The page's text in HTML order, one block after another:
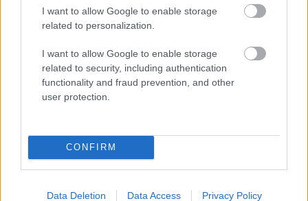
I want to allow Google to enable storage
related to personalization.
I want to allow Google to enable storage
related to security, including authentication
functionality and fraud prevention, and other
user protection.
CONFIRM
Data Deletion Data Access Privacy Policy
SZÍNHÁZRÓL
MARGÓ-DÍJAS
A bejegyzés trackback címe: